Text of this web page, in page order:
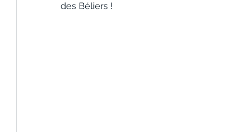
des Béliers !